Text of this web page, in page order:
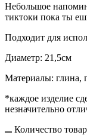
Небольшое
тиктоки пока ты
Подходит для
Диаметр: 21,5см
Материалы: глина,
*каждое изделие
незначительно
Количество